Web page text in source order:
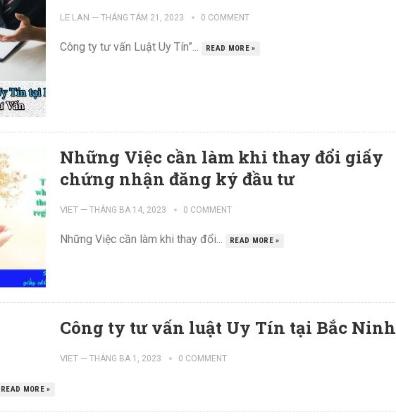
LE LAN — THÁNG TÁM 21, 2023 0 COMMENT
Công ty tư vấn Luật Uy Tín”... READ MORE »
Những Việc cần làm khi thay đổi giấy
chứng nhận đăng ký đầu tư
VIET — THÁNG BA 14, 2023 0 COMMENT
Những Việc cần làm khi thay đổi... READ MORE »
Công ty tư vấn luật Uy Tín tại Bắc Ninh
VIET — THÁNG BA 1, 2023 0 COMMENT
READ MORE »